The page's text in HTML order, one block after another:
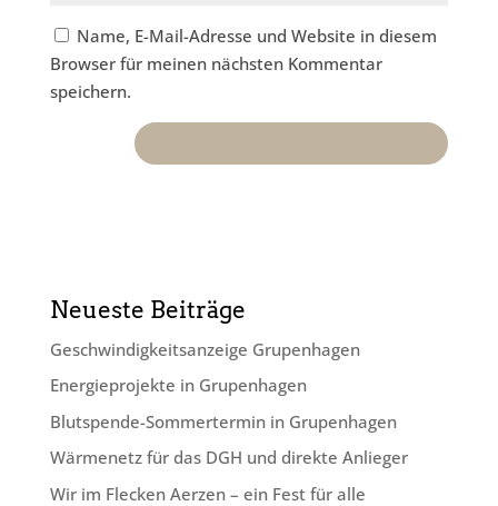
Name, E-Mail-Adresse und Website in diesem
Browser für meinen nächsten Kommentar
speichern.
Neueste Beiträge
Geschwindig­keits­anzeige Grupenhagen
Energieprojekte in Grupenhagen
Blutspende-Sommertermin in Grupenhagen
Wärmenetz für das DGH und direkte Anlieger
Wir im Flecken Aerzen – ein Fest für alle